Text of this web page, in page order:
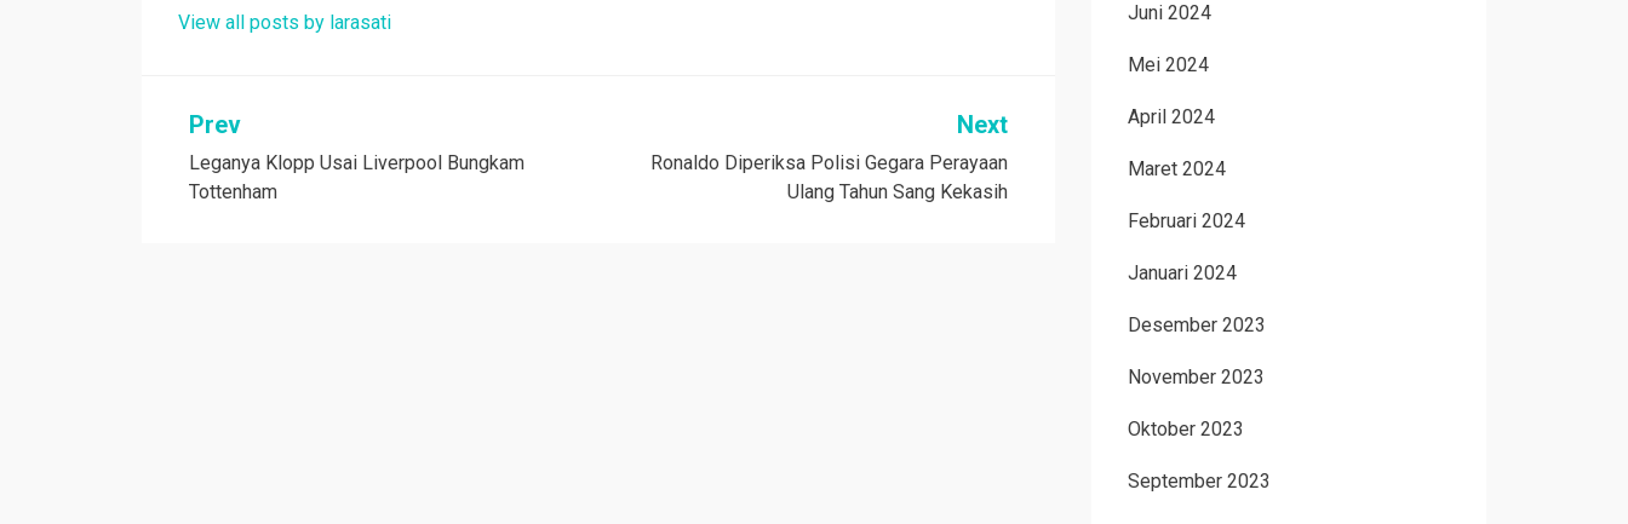
View all posts by larasati
Navigasi
pos
Prev
Leganya Klopp Usai Liverpool Bungkam
Tottenham
Next
Ronaldo Diperiksa Polisi Gegara Perayaan
Ulang Tahun Sang Kekasih
Juni 2024
Mei 2024
April 2024
Maret 2024
Februari 2024
Januari 2024
Desember 2023
November 2023
Oktober 2023
September 2023